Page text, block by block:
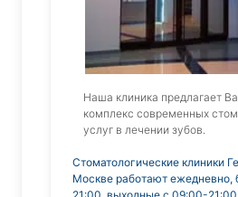
Наша клиника предлагает
комплекс современных
услуг в лечении зубов.
Стоматологические клиники
Москве работают ежедневно,